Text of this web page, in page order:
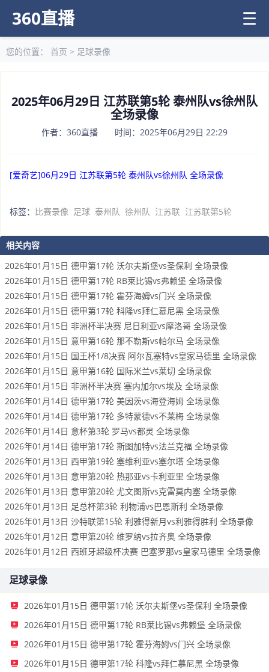
360直播 ☰
您的位置： 首页 > 足球录像
2025年06月29日 江苏联第5轮 泰州队vs徐州队
全场录像
作者：360直播 时间：2025年06月29日 22:29
[爱奇艺]06月29日 江苏联第5轮 泰州队vs徐州队 全场录像
标签： 比赛录像 足球 泰州队 徐州队 江苏联 江苏联第5轮
相关内容
2026年01月15日 德甲第17轮 沃尔夫斯堡vs圣保利 全场录像
2026年01月15日 德甲第17轮 RB莱比锡vs弗赖堡 全场录像
2026年01月15日 德甲第17轮 霍芬海姆vs门兴 全场录像
2026年01月15日 德甲第17轮 科隆vs拜仁慕尼黑 全场录像
2026年01月15日 非洲杯半决赛 尼日利亚vs摩洛哥 全场录像
2026年01月15日 意甲第16轮 那不勒斯vs帕尔马 全场录像
2026年01月15日 国王杯1/8决赛 阿尔瓦塞特vs皇家马德里 全场录像
2026年01月15日 意甲第16轮 国际米兰vs莱切 全场录像
2026年01月15日 非洲杯半决赛 塞内加尔vs埃及 全场录像
2026年01月14日 德甲第17轮 美因茨vs海登海姆 全场录像
2026年01月14日 德甲第17轮 多特蒙德vs不莱梅 全场录像
2026年01月14日 意杯第3轮 罗马vs都灵 全场录像
2026年01月14日 德甲第17轮 斯图加特vs法兰克福 全场录像
2026年01月13日 西甲第19轮 塞维利亚vs塞尔塔 全场录像
2026年01月13日 意甲第20轮 热那亚vs卡利亚里 全场录像
2026年01月13日 意甲第20轮 尤文图斯vs克雷莫内塞 全场录像
2026年01月13日 足总杯第3轮 利物浦vs巴恩斯利 全场录像
2026年01月13日 沙特联第15轮 利雅得新月vs利雅得胜利 全场录像
2026年01月12日 意甲第20轮 维罗纳vs拉齐奥 全场录像
2026年01月12日 西班牙超级杯决赛 巴塞罗那vs皇家马德里 全场录像
足球录像
2026年01月15日 德甲第17轮 沃尔夫斯堡vs圣保利 全场录像
2026年01月15日 德甲第17轮 RB莱比锡vs弗赖堡 全场录像
2026年01月15日 德甲第17轮 霍芬海姆vs门兴 全场录像
2026年01月15日 德甲第17轮 科隆vs拜仁慕尼黑 全场录像